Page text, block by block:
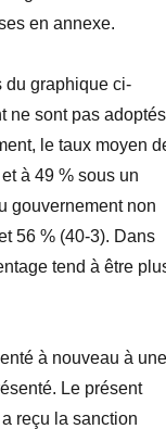
en annexe.
du graphique ci-
ne sont pas adoptés
le taux moyen
età 49 % sous un
gouvernement non
56 % (40-3). Dans
tend à être
à nouveau à une
Le présent
reçu la sanction